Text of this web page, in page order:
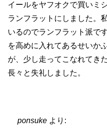
イールをヤフオクで買いミ
ランフラットにしました。
いるのでランフラット派で
を高めに入れてあるせいか
が、少し走ってこなれてき
長々と失礼しました。
ponsuke より: